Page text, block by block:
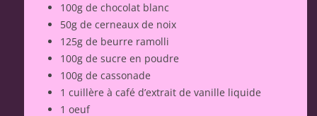
100g de chocolat blanc
50g de cerneaux de noix
125g de beurre ramolli
100g de sucre en poudre
100g de cassonade
1 cuillère à café d’extrait de vanille liquide
1 oeuf